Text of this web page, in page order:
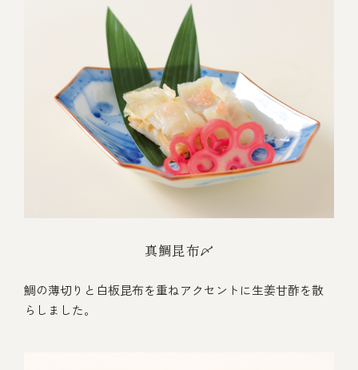
真鯛昆布〆
鯛の薄切りと白板昆布を重ねアクセントに生姜甘酢を散
らしました。